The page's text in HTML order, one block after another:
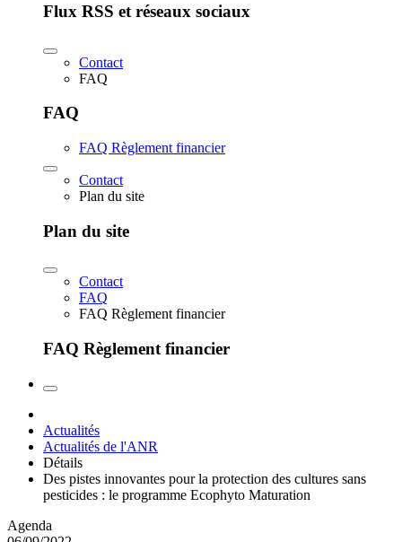
Flux RSS et réseaux sociaux
Contact
FAQ
FAQ
FAQ Règlement financier
Contact
Plan du site
Plan du site
Contact
FAQ
FAQ Règlement financier
FAQ Règlement financier
Actualités
Actualités de l'ANR
Détails
Des pistes innovantes pour la protection des cultures sans
pesticides : le programme Ecophyto Maturation
Agenda